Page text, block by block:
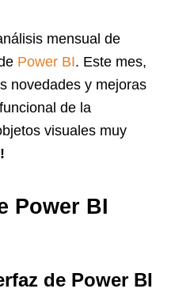
mensual de
Power BI. Este mes,
novedades y mejoras
de la
visuales muy
Power BI
de Power BI